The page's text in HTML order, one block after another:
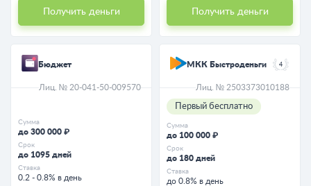
Получить деньги Получить деньги
Бюджет
Лиц. № 20-041-50-009570
Сумма
до 300 000 ₽
Срок
до 1095 дней
Ставка
0.2 - 0.8% в день
МКК Быстроденьги 4
Лиц. № 2503373010188
Первый бесплатно
Сумма
до 100 000 ₽
Срок
до 180 дней
Ставка
до 0.8% в день